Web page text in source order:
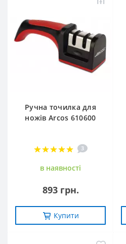
Ручна точилка для
ножів Arcos 610600
3
в наявностi
893 грн.
Купити